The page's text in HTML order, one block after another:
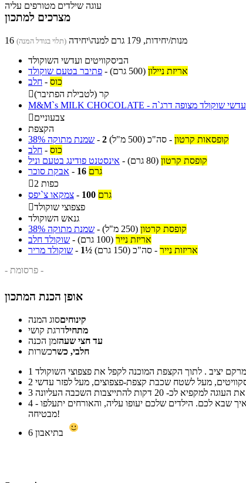
עוגה שילדים מטורפים עליה
מצרכים למתכון
16 מנות/יחידות, 179 גרם למנה\יחידה (תלוי בגודל המנה)
הביסקוויטים ועדשי השוקולד
פתיבר בטעם שוקולד - אריזת ניילון (500 גרם)
חלב - כוס
קר (לטבילת הפתיבר)
M&M`s MILK CHOCOLATE - עדשי שוקולד מצופה דרג`ה
צבעוניים
הקצפת
שמנת מתוקה 38% - 2 קופסאות קרטון - סה"כ (500 מ"ל)
חלב - כוס
אינסטנט פודינג בטעם וניל - קופסת קרטון (80 גרם)
אבקת סוכר - 16 גרם

2 כפות
צמקאו צ`יפס - 100 גרם
פצפוצי שוקולד
גנאש השוקולד
שמנת מתוקה 38% - קופסת קרטון (250 מ"ל)
שוקולד חלב - אריזת נייר (100 גרם)
שוקולד מריר - 1½ אריזות נייר - סה"כ (150 גרם)
- פרסומת -
אופן הכנת המתכון
קינוחיםסוג המנה
מתחילדרגת קושי
עד חצי שעהזמן הכנה
חלבי, כשרכשרות
1
2
3
4
מבטיחה!
6